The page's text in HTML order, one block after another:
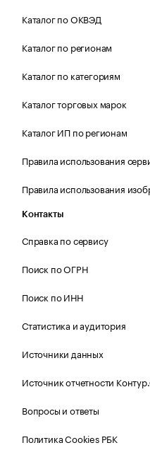
Каталог по ОКВЭД
Каталог по регионам
Каталог по категориям
Каталог торговых марок
Каталог ИП по регионам
Правила использования
Правила использования
Контакты
Справка по сервису
Поиск по ОГРН
Поиск по ИНН
Статистика и аудитория
Источники данных
Источник отчетности
Вопросы и ответы
Политика Cookies РБК